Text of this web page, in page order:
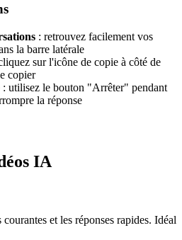
: retrouvez facilement vos
la barre latérale
sur l'icône de copie à côté de
copier
: utilisez le bouton "Arrêter" pendant
la réponse
IA
et les réponses rapides. Idéal